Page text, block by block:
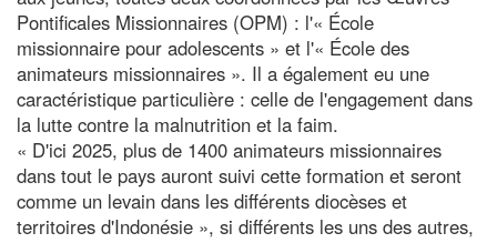
Pontificales Missionnaires (OPM) : l'« École
missionnaire pour adolescents » et l'« École des
animateurs missionnaires ». Il a également eu une
caractéristique particulière : celle de l'engagement dans
la lutte contre la malnutrition et la faim.
« D'ici 2025, plus de 1400 animateurs missionnaires
dans tout le pays auront suivi cette formation et seront
comme un levain dans les différents diocèses et
territoires d'Indonésie », si différents les uns des autres,